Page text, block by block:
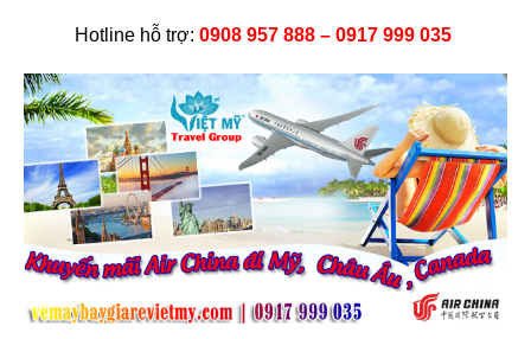
Hotline hỗ trợ: 0908 957 888 – 0917 999 035